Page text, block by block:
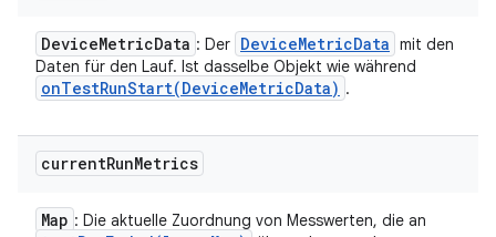
DeviceMetricData : Der DeviceMetricData mit den
Daten für den Lauf. Ist dasselbe Objekt wie während
onTestRunStart(DeviceMetricData) .
currentRunMetrics
Map : Die aktuelle Zuordnung von Messwerten, die an